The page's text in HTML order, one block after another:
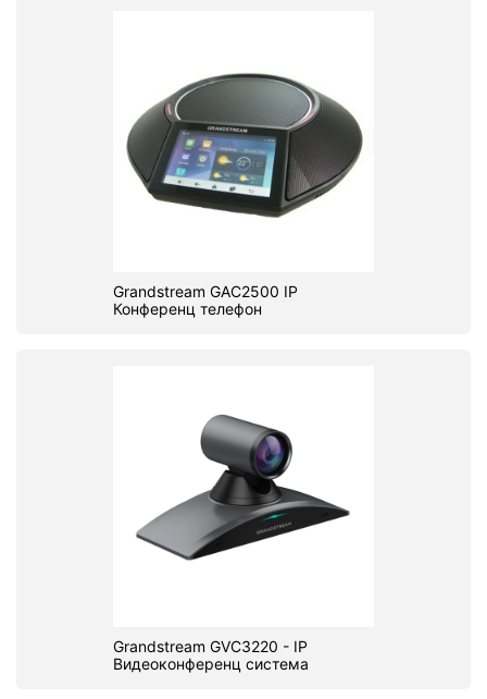
Grandstream GAC2500 IP
Конференц телефон
Grandstream GVC3220 - IP
Видеоконференц система